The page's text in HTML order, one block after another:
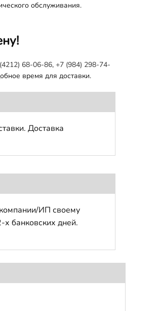
обслуживания.
68-06-86, +7 (984) 298-74-
время для доставки.
Доставка
ИП своему
банковских дней.